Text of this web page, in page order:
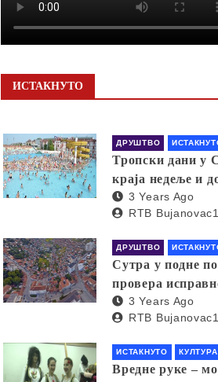
ИСТАКНУТО
ДРУШТВО
Тропски дани у
краја недеље и
3 Years Ago
RTB Bujanovac1
ДРУШТВО
Сутра у подне
провера
за узбуњивање
3 Years Ago
RTB Bujanovac1
ИСТАКНУТО КУЛТУРА
Вредне руке –